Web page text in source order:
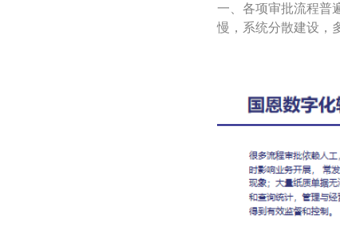
一、各项审批流程普
慢，系统分散建设，